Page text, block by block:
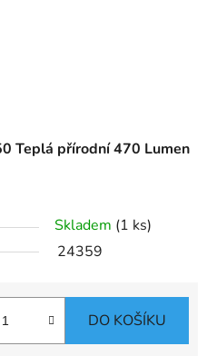
Teplá přírodní 470 Lumen
Skladem (1 ks)
24359
DO KOŠÍKU